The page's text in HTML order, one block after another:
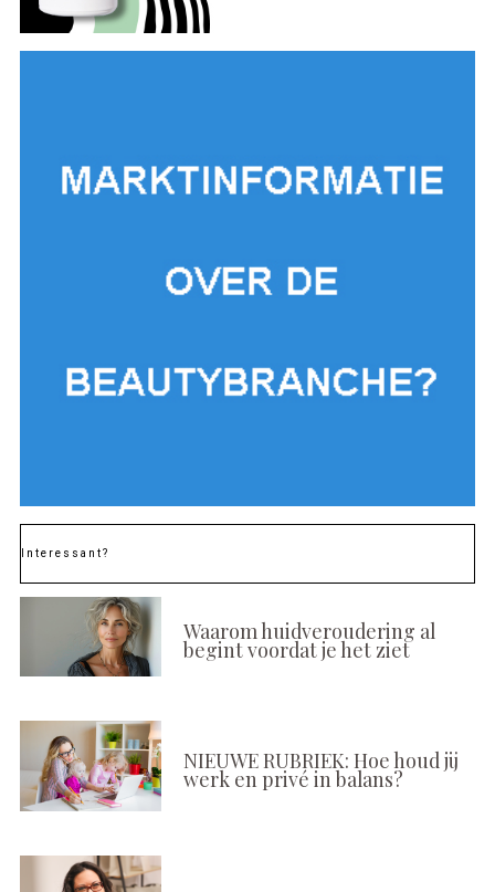
Interessant?
Waarom huidveroudering al
begint voordat je het ziet
NIEUWE RUBRIEK: Hoe houd jij
werk en privé in balans?